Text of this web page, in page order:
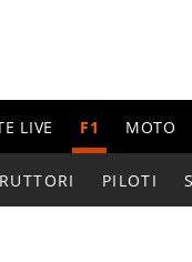
LIVE F1 MOTO
PILOTI